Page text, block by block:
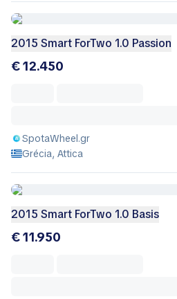
2015 Smart ForTwo 1.0 Passion
€ 12.450
SpotaWheel.gr
Grécia, Attica
2015 Smart ForTwo 1.0 Basis
€ 11.950